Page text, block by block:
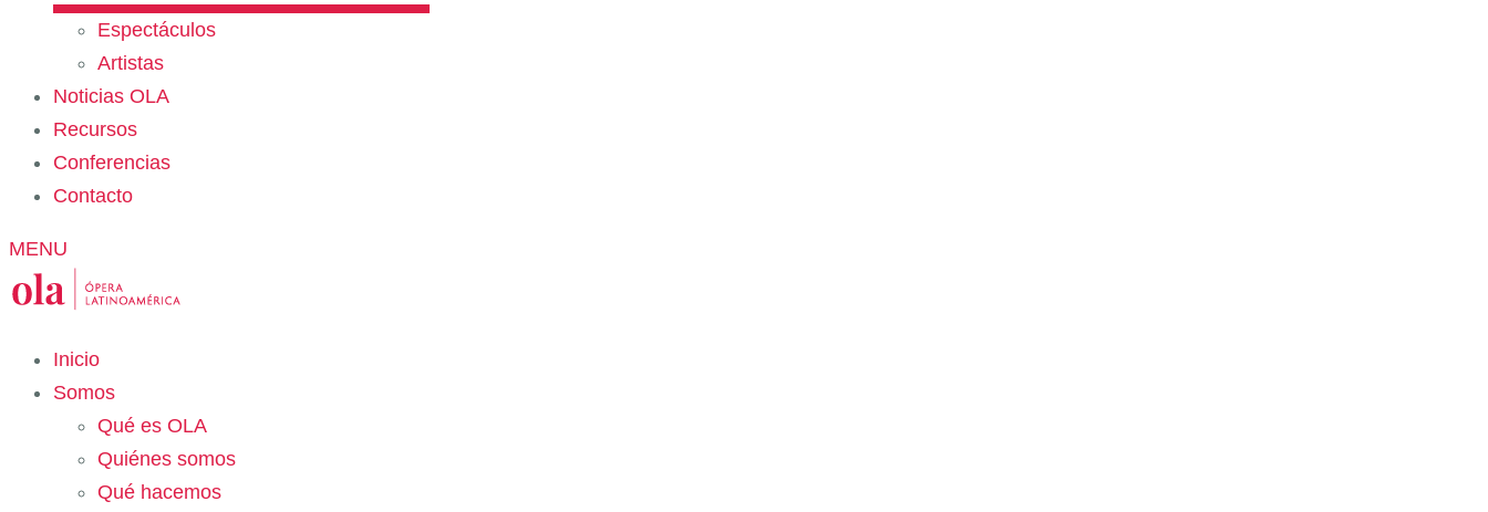
Espectáculos
Artistas
Noticias OLA
Recursos
Conferencias
Contacto
MENU
Inicio
Somos
Qué es OLA
Quiénes somos
Qué hacemos